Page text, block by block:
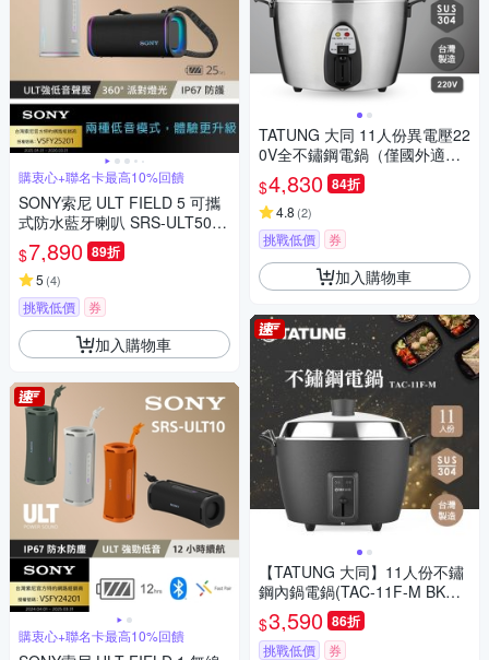
購衷心+聯名卡最高10%回饋
SONY索尼 ULT FIELD 5 可攜
式防水藍牙喇叭 SRS-ULT50
公司貨 保固12個月
$7,890 89折
5 (4)
挑戰低價 券
加入購物車
購衷心+聯名卡最高10%回饋
TATUNG 大同 11人份異電壓22
0V全不鏽鋼電鍋（僅國外適
用）(TAC-11T-MMV2)
$4,830 84折
4.8 (2)
挑戰低價 券
加入購物車
【TATUNG 大同】11人份不鏽
鋼內鍋電鍋(TAC-11F-M BK夜
霧黑)
$3,590 86折
挑戰低價 券